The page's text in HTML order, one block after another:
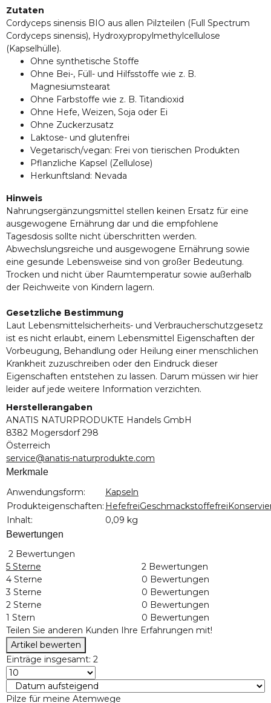
Zutaten
Cordyceps sinensis BIO aus allen Pilzteilen (Full Spectrum
Cordyceps sinensis), Hydroxypropylmethylcellulose
(Kapselhülle).
Ohne synthetische Stoffe
Ohne Bei-, Füll- und Hilfsstoffe wie z. B.
Magnesiumstearat
Ohne Farbstoffe wie z. B. Titandioxid
Ohne Hefe, Weizen, Soja oder Ei
Ohne Zuckerzusatz
Laktose- und glutenfrei
Vegetarisch/vegan: Frei von tierischen Produkten
Pflanzliche Kapsel (Zellulose)
Herkunftsland: Nevada
Hinweis
Nahrungsergänzungsmittel stellen keinen Ersatz für eine
ausgewogene Ernährung dar und die empfohlene
Tagesdosis sollte nicht überschritten werden.
Abwechslungsreiche und ausgewogene Ernährung sowie
eine gesunde Lebensweise sind von großer Bedeutung.
Trocken und nicht über Raumtemperatur sowie außerhalb
der Reichweite von Kindern lagern.
Gesetzliche Bestimmung
Laut Lebensmittelsicherheits- und Verbraucherschutzgesetz
ist es nicht erlaubt, einem Lebensmittel Eigenschaften der
Vorbeugung, Behandlung oder Heilung einer menschlichen
Krankheit zuzuschreiben oder den Eindruck dieser
Eigenschaften entstehen zu lassen. Darum müssen wir hier
leider auf jede weitere Information verzichten.
Herstellerangaben
ANATIS NATURPRODUKTE Handels GmbH
8382 Mogersdorf 298
Österreich
service@anatis-naturprodukte.com
Merkmale
Produkteigenschaft
Wert
Anwendungsform:
Kapseln
Produkteigenschaften: HefefreiGeschmackstoffefrei
Inhalt:
0,09 kg
Bewertungen
2 Bewertungen
5 Sterne
2 Bewertungen
4 Sterne
0 Bewertungen
3 Sterne
0 Bewertungen
2 Sterne
0 Bewertungen
1 Stern
0 Bewertungen
Teilen Sie anderen Kunden Ihre Erfahrungen mit!
Artikel bewerten
Einträge insgesamt: 2
Pilze für meine Atemwege